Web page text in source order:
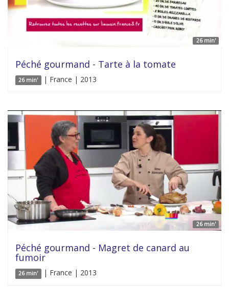
26 min'
Péché gourmand - Tarte à la tomate
26 min' | France | 2013
26 min'
Péché gourmand - Magret de canard au
fumoir
26 min' | France | 2013